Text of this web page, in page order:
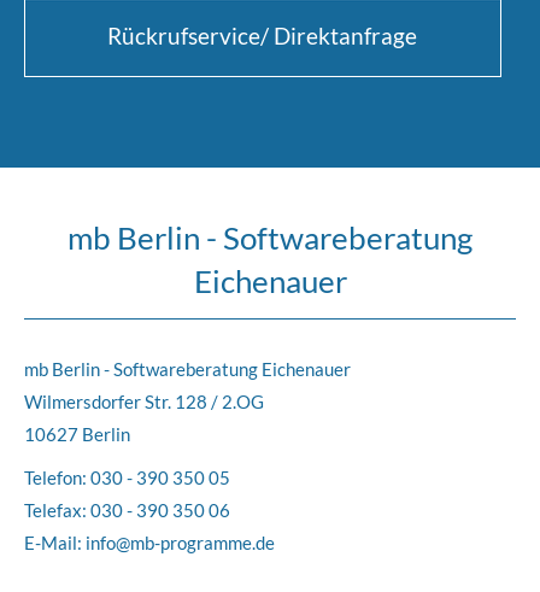
Rückrufservice/ Direktanfrage
mb Berlin - Softwareberatung
Eichenauer
mb Berlin - Softwareberatung Eichenauer
Wilmersdorfer Str. 128 / 2.OG
10627 Berlin
Telefon: 030 - 390 350 05
Telefax: 030 - 390 350 06
E-Mail: info@mb-programme.de